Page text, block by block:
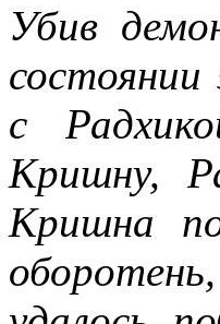
Убив
с
Кришну,
Кришна